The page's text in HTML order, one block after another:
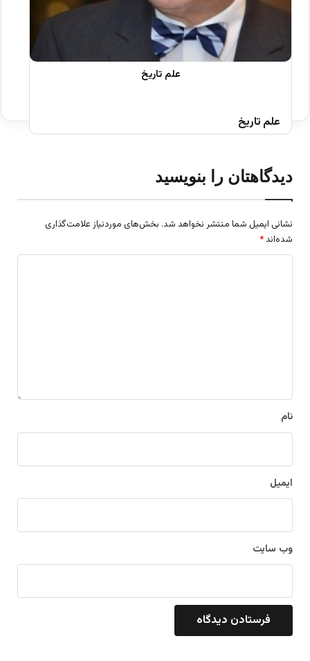
علم تاریخ
دیدگاهتان را بنویسید
نشانی ایمیل شما منتشر نخواهد شد. بخش‌های موردنیاز علامت‌گذاری
شده‌اند *
نام
ایمیل
وب‌ سایت